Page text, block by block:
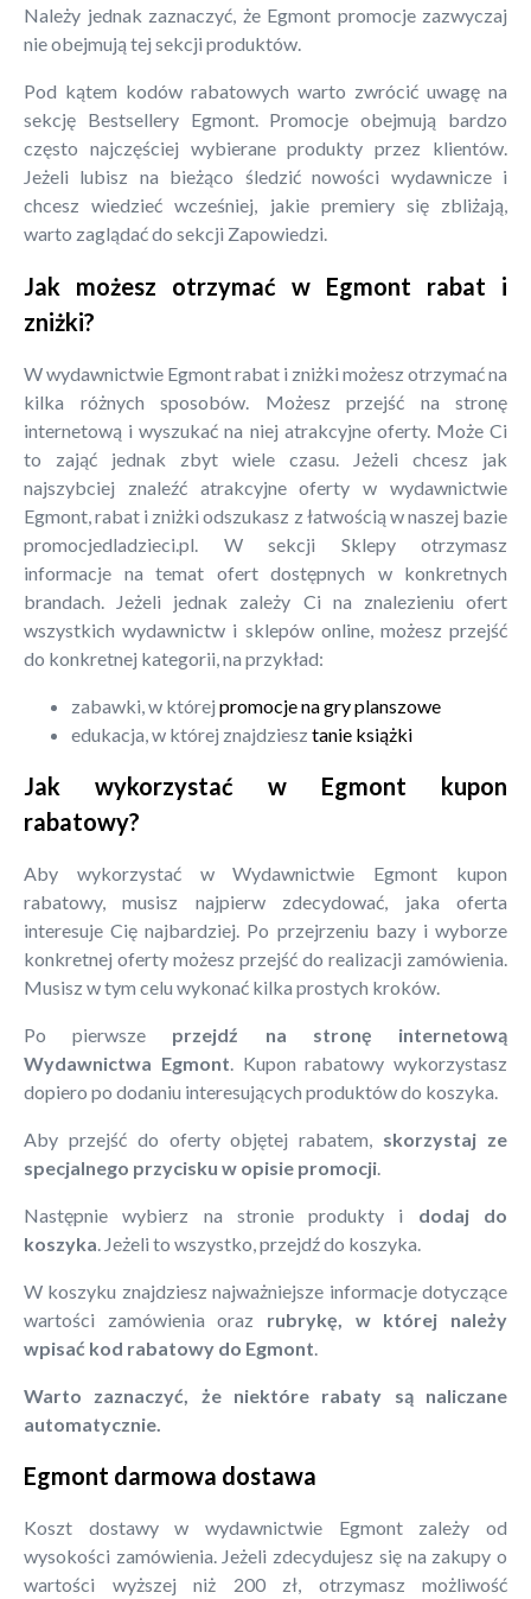
Należy jednak zaznaczyć, że Egmont promocje zazwyczaj
nie obejmują tej sekcji produktów.
Pod kątem kodów rabatowych warto zwrócić uwagę na
sekcję Bestsellery Egmont. Promocje obejmują bardzo
często najczęściej wybierane produkty przez klientów.
Jeżeli lubisz na bieżąco śledzić nowości wydawnicze i
chcesz wiedzieć wcześniej, jakie premiery się zbliżają,
warto zaglądać do sekcji Zapowiedzi.
Jak możesz otrzymać w Egmont rabat i
zniżki?
W wydawnictwie Egmont rabat i zniżki możesz otrzymać na
kilka różnych sposobów. Możesz przejść na stronę
internetową i wyszukać na niej atrakcyjne oferty. Może Ci
to zająć jednak zbyt wiele czasu. Jeżeli chcesz jak
najszybciej znaleźć atrakcyjne oferty w wydawnictwie
Egmont, rabat i zniżki odszukasz z łatwością w naszej bazie
promocjedladzieci.pl. W sekcji Sklepy otrzymasz
informacje na temat ofert dostępnych w konkretnych
brandach. Jeżeli jednak zależy Ci na znalezieniu ofert
wszystkich wydawnictw i sklepów online, możesz przejść
do konkretnej kategorii, na przykład:
zabawki, w której promocje na gry planszowe
edukacja, w której znajdziesz tanie książki
Jak wykorzystać w Egmont kupon
rabatowy?
Aby wykorzystać w Wydawnictwie Egmont kupon
rabatowy, musisz najpierw zdecydować, jaka oferta
interesuje Cię najbardziej. Po przejrzeniu bazy i wyborze
konkretnej oferty możesz przejść do realizacji zamówienia.
Musisz w tym celu wykonać kilka prostych kroków.
Po pierwsze przejdź na stronę internetową
Wydawnictwa Egmont. Kupon rabatowy wykorzystasz
dopiero po dodaniu interesujących produktów do koszyka.
Aby przejść do oferty objętej rabatem, skorzystaj ze
specjalnego przycisku w opisie promocji.
Następnie wybierz na stronie produkty i dodaj do
koszyka. Jeżeli to wszystko, przejdź do koszyka.
W koszyku znajdziesz najważniejsze informacje dotyczące
wartości zamówienia oraz rubrykę, w której należy
wpisać kod rabatowy do Egmont.
Warto zaznaczyć, że niektóre rabaty są naliczane
automatycznie.
Egmont darmowa dostawa
Koszt dostawy w wydawnictwie Egmont zależy od
wysokości zamówienia. Jeżeli zdecydujesz się na zakupy o
wartości wyższej niż 200 zł, otrzymasz możliwość